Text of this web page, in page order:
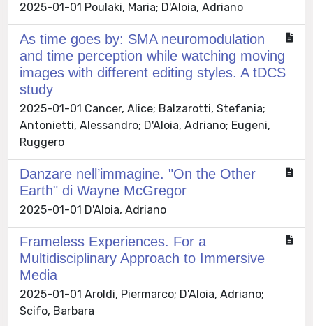
2025-01-01 Poulaki, Maria; D'Aloia, Adriano
As time goes by: SMA neuromodulation
and time perception while watching moving
images with different editing styles. A tDCS
study
2025-01-01 Cancer, Alice; Balzarotti, Stefania;
Antonietti, Alessandro; D'Aloia, Adriano; Eugeni,
Ruggero
Danzare nell’immagine. "On the Other
Earth" di Wayne McGregor
2025-01-01 D'Aloia, Adriano
Frameless Experiences. For a
Multidisciplinary Approach to Immersive
Media
2025-01-01 Aroldi, Piermarco; D'Aloia, Adriano;
Scifo, Barbara